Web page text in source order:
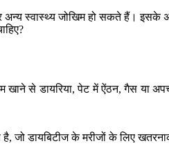
अन्य स्वास्थ्य जोखिम हो सकते हैं।
खाने से डायरिया, पेट में ऐंठन, गैस या
डायबिटीज के मरीजों के लिए